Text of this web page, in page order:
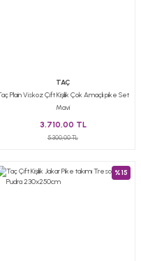
TAÇ
Plain Viskoz Çift Kişilik Çok Amaçlı pike Set
Mavi
3.710,00 TL
5.300,00 TL
%15